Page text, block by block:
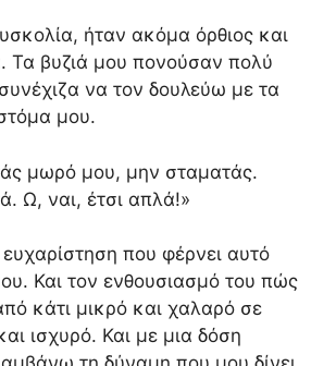
ήταν ακόμα όρθιος και
Τα βυζιά μου πονούσαν πολύ
να τον δουλεύω με τα
μου.
μωρό μου, μην σταματάς.
Ω, ναι, έτσι απλά!»
που φέρνει αυτό
Και τον ενθουσιασμό του πώς
κάτι μικρό και χαλαρό σε
ισχυρό. Και με μια δόση